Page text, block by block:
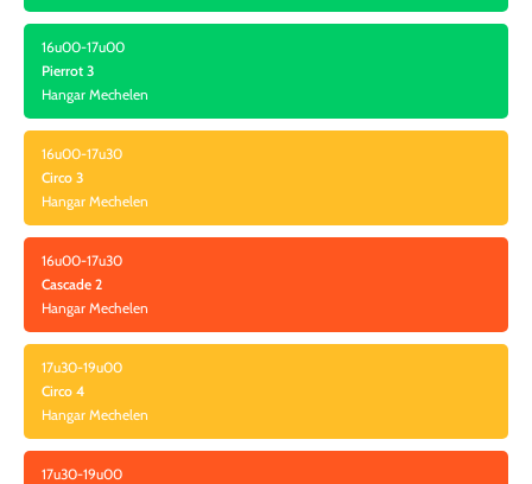
16u00-17u00
Pierrot 3
Hangar Mechelen
16u00-17u30
Circo 3
Hangar Mechelen
16u00-17u30
Cascade 2
Hangar Mechelen
17u30-19u00
Circo 4
Hangar Mechelen
17u30-19u00